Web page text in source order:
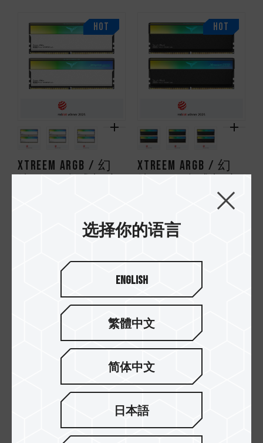
HOT
XTREEM ARGB / 幻
HOT
XTREEM ARGB / 幻
DELTA RGB ECO DDR5
台式机内存 银
VULCAN ECO DDR5 台
式机内存 银
HOT
选择你的语言
English
繁體中文
简体中文
日本語